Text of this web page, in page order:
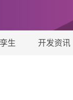
生 开发资讯